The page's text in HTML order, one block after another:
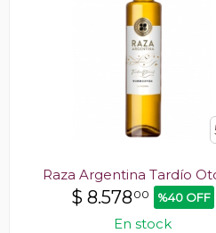
Raza Argentina Tardío
$ 8.578 00 %40 OFF
En stock